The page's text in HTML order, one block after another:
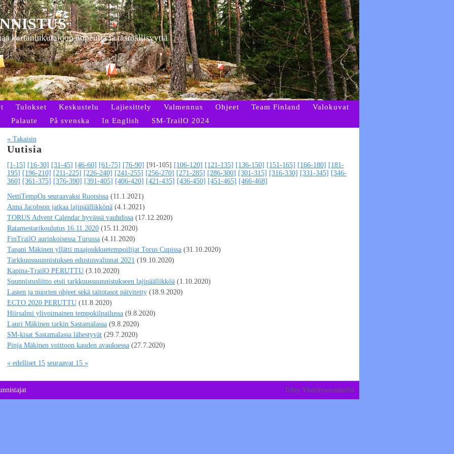
kartanlukutaidon nopeutta ja täsmällisyyttä
Tulokset Keskustelu Lajiesittely Valmennus Ohjeet Team Finland
Valokuvat
Palaute På svenska In English SM-TrailO 2024
« Takaisin
Uutisia
[1-15] [16-30] [31-45] [46-60] [61-75] [76-90] [91-105] [106-120] [121-135] [136-150] [151-165] [166-180] [181-
195] [196-210] [211-225] [226-240] [241-255] [256-270] [271-285] [286-300] [301-315] [316-330] [331-345] [346-
360] [361-375] [376-390] [391-405] [406-420] [421-435] [436-450] [451-465] [466-468]
NettiTempOa seuraavaksi Ruotsissa (11.1.2021)
Anna Jacobson jatkaa lajipäällikkönä (4.1.2021)
TORUS Advent Calendar hyvässä vauhdissa (17.12.2020)
Ratamestarikoulutus 16.11.2020 (15.11.2020)
FinTrailO aurinkoisessa Turussa (4.11.2020)
Tapani Mäkinen yllätti maajoukkuetempoilijat Torus Cupissa (31.10.2020)
Tarkkuussuunnistuksen edustusvalinnat 2021 (19.10.2020)
Kapina-TrailO PERUTTU (3.10.2020)
Suunnistusliitto etsii tarkkuussuunnistukseen lajipäällikköä (1.10.2020)
Lasten ja nuorten ohjeet sekä taitotasot päivitetty (18.9.2020)
ECTO 2020 PERUTTU (11.8.2020)
Hiirsalmi ylivoimainen tempokilpailussa (9.8.2020)
Lauri Mäkinen tarkin Sastamalassa (9.8.2020)
SM-kisat Sastamalassa lähestyvät (29.7.2020)
Pinja Mäkinen voittoon kauden avauksessa (27.7.2020)
« edelliset 15 seuraavat 15 »
Tehty Yhdistysavaimella